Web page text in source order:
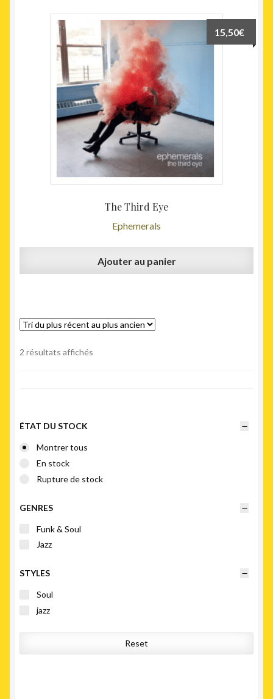
The Third Eye
Ephemerals
15,50€
Ajouter au panier
2 résultats affichés
ÉTAT DU STOCK
Montrer tous
En stock
Rupture de stock
GENRES
Funk & Soul
Jazz
STYLES
Soul
jazz
Reset